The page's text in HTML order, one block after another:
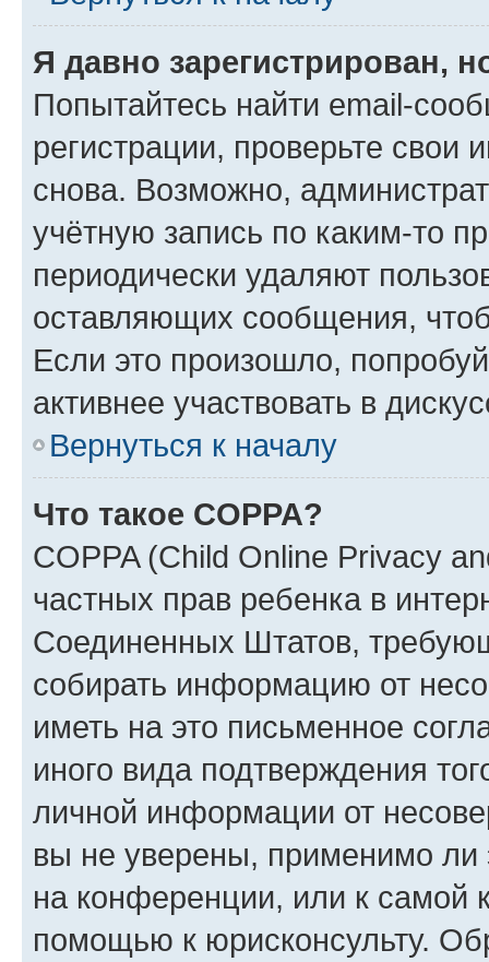
Я давно зарегистрирован,
Попытайтесь найти email-
регистрации, проверьте свои
снова. Возможно,
учётную запись по каким-то
периодически удаляют
оставляющих сообщения,
Если это произошло,
активнее участвовать в
Вернуться к началу
Что такое COPPA?
COPPA (Child Online Privacy
частных прав ребенка в
Соединенных Штатов,
собирать информацию от
иметь на это письменное
иного вида подтверждения
личной информации от
вы не уверены, применимо ли
на конференции, или к самой
помощью к юрисконсульту.